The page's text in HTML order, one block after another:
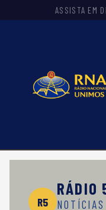
ASSISTA EM
R5
RÁDIO